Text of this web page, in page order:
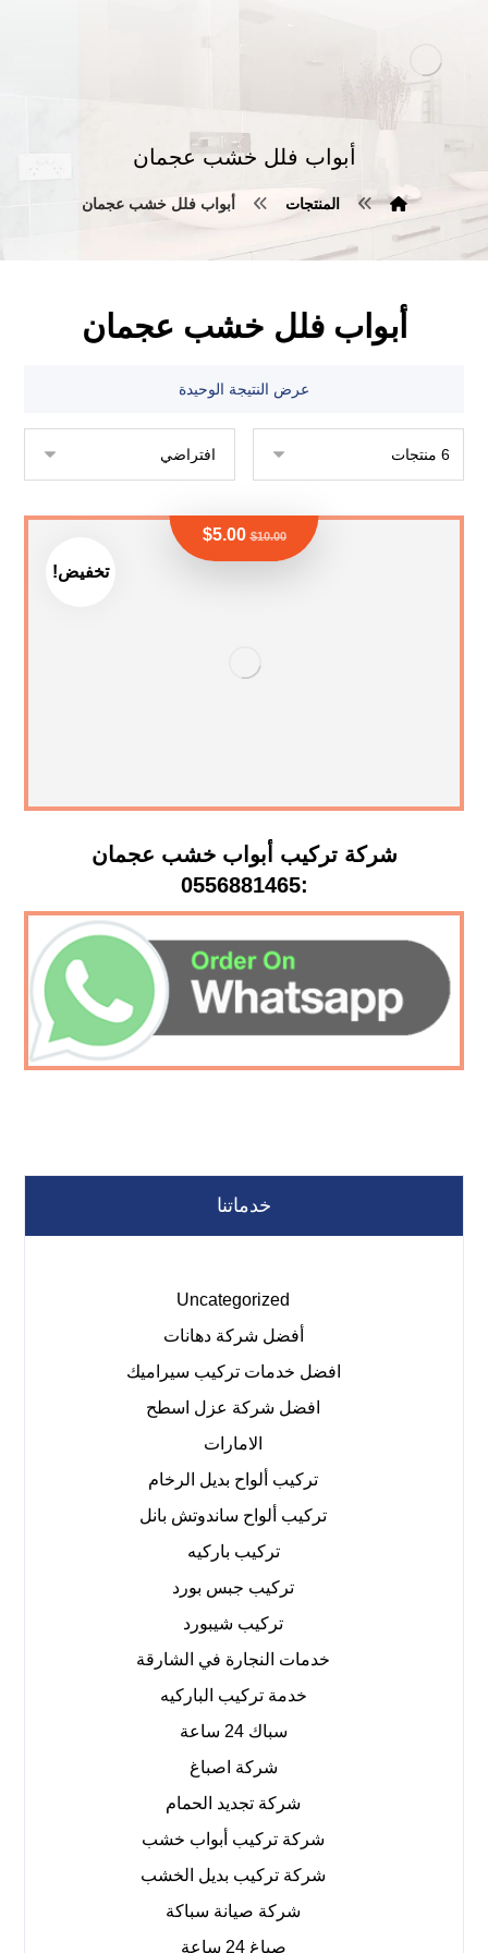
أبواب فلل خشب عجمان
المنتجات أبواب فلل خشب عجمان
أبواب فلل خشب عجمان
عرض النتيجة الوحيدة
تخفيض!
شركة تركيب أبواب خشب عجمان
:0556881465
$10.00
$5.00
خدماتنا
Uncategorized
أفضل شركة دهانات
افضل خدمات تركيب سيراميك
افضل شركة عزل اسطح
الامارات
تركيب ألواح بديل الرخام
تركيب ألواح ساندوتش بانل
تركيب باركيه
تركيب جبس بورد
تركيب شيبورد
خدمات النجارة في الشارقة
خدمة تركيب الباركيه
سباك 24 ساعة
شركة اصباغ
شركة تجديد الحمام
شركة تركيب أبواب خشب
شركة تركيب بديل الخشب
شركة صيانة سباكة
صباغ 24 ساعة